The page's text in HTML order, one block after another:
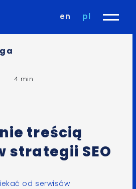
en pl
4 min
treścią
strategii SEO
od serwisów